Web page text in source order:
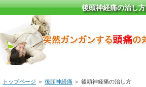
後頭神経痛の治し方
トップページ ＞ 後頭神経痛 ＞ 後頭神経痛の治し方